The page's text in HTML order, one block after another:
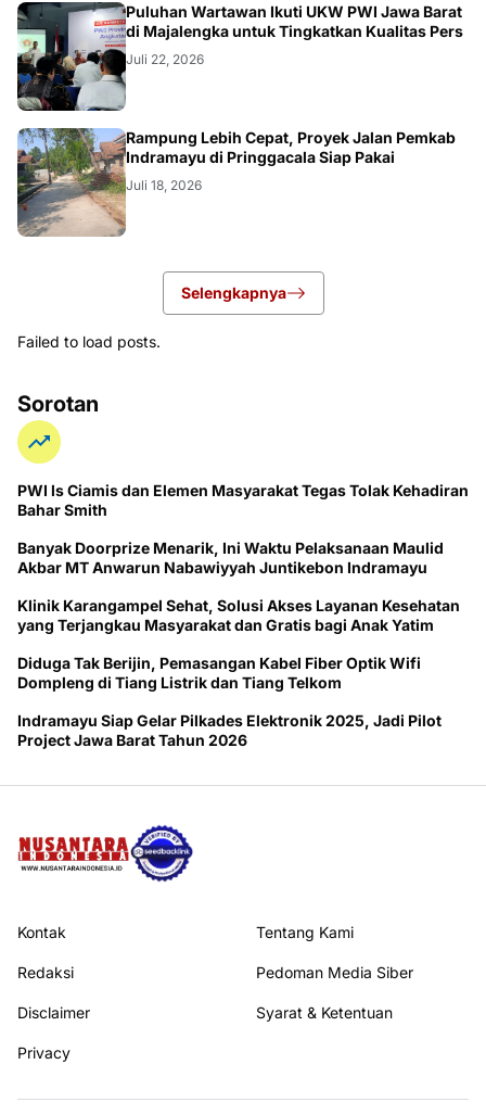
Puluhan Wartawan Ikuti UKW PWI Jawa Barat
di Majalengka untuk Tingkatkan Kualitas Pers
Juli 22, 2026
LOKAL
Rampung Lebih Cepat, Proyek Jalan Pemkab
Indramayu di Pringgacala Siap Pakai
Juli 18, 2026
Selengkapnya
Failed to load posts.
Sorotan
PWI ls Ciamis dan Elemen Masyarakat Tegas Tolak Kehadiran
Bahar Smith
Banyak Doorprize Menarik, Ini Waktu Pelaksanaan Maulid
Akbar MT Anwarun Nabawiyyah Juntikebon Indramayu
Klinik Karangampel Sehat, Solusi Akses Layanan Kesehatan
yang Terjangkau Masyarakat dan Gratis bagi Anak Yatim
Diduga Tak Berijin, Pemasangan Kabel Fiber Optik Wifi
Dompleng di Tiang Listrik dan Tiang Telkom
Indramayu Siap Gelar Pilkades Elektronik 2025, Jadi Pilot
Project Jawa Barat Tahun 2026
Kontak Tentang Kami
Redaksi Pedoman Media Siber
Disclaimer Syarat & Ketentuan
Privacy